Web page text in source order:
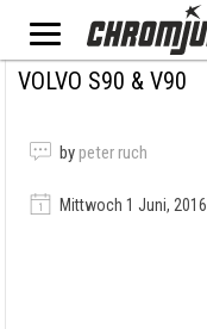
VOLVO S90 & V90
by peter ruch
Mittwoch 1 Juni, 2016